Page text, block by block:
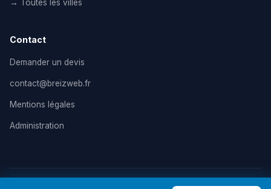
→ Toutes les villes
Contact
Demander un devis
contact@breizweb.fr
Mentions légales
Administration
© 2026 BreizWeb — Agence de création de site internet en